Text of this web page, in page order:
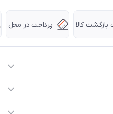
کالا پرداخت در محل